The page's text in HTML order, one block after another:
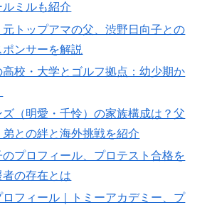
ルミルも紹介
元トップアマの父、渋野日向子との
ンサーを解説
校・大学とゴルフ拠点：幼少期か
（明愛・千怜）の家族構成は？父
弟との絆と海外挑戦を紹介
プロフィール、プロテスト合格を
の存在とは
ロフィール｜トミーアカデミー、プ